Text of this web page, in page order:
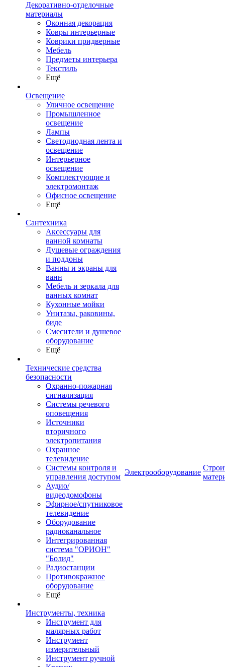
Декоративно-отделочные
материалы
Оконная декорация
Ковры интерьерные
Коврики придверные
Мебель
Предметы интерьера
Текстиль
Ещё
Освещение
Уличное освещение
Промышленное
освещение
Лампы
Светодиодная лента и
освещение
Интерьерное
освещение
Комплектующие и
электромонтаж
Офисное освещение
Ещё
Сантехника
Аксессуары для
ванной комнаты
Душевые ограждения
и поддоны
Ванны и экраны для
ванн
Мебель и зеркала для
ванных комнат
Кухонные мойки
Унитазы, раковины,
биде
Смесители и душевое
оборудование
Ещё
Технические средства
безопасности
Охранно-пожарная
сигнализация
Системы речевого
оповещения
Источники
вторичного
электропитания
Охранное
телевидение
Системы контроля и
управления доступом
Аудио/
видеодомофоны
Эфирное/спутниковое
телевидение
Оборудование
радиоканальное
Интегрированная
система "ОРИОН"
"Болид"
Радиостанции
Противокражное
оборудование
Ещё
Инструменты, техника
Инструмент для
малярных работ
Инструмент
измерительный
Инструмент ручной
Электрооборудование